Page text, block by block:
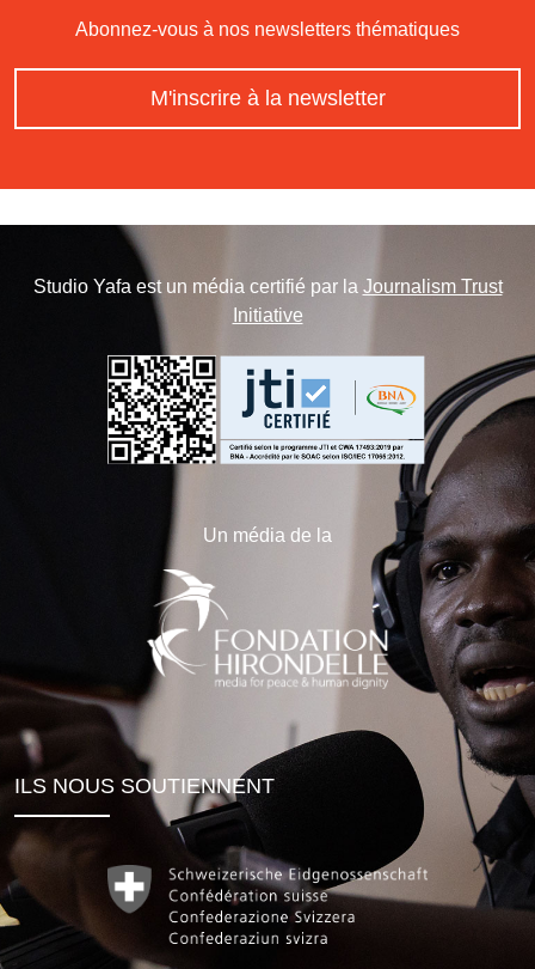
Abonnez-vous à nos newsletters thématiques
M'inscrire à la newsletter
Studio Yafa est un média certifié par la Journalism Trust
Initiative
Un média de la
ILS NOUS SOUTIENNENT